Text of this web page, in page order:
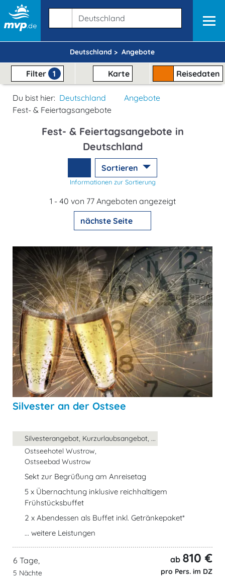
Deutschland > Angebote
Filter 1 Karte Reisedaten
Du bist hier: Deutschland
Angebote
Fest- & Feiertagsangebote
Fest- & Feiertagsangebote in
Deutschland
Sortieren
Informationen zur Sortierung
1 - 40 von 77 Angeboten angezeigt
nächste Seite
Silvester an der Ostsee
Silvesterangebot, Kurzurlaubsangebot, ...
Ostseehotel Wustrow,
Ostseebad Wustrow
Sekt zur Begrüßung am Anreisetag
5 x Übernachtung inklusive reichhaltigem
Frühstücksbuffet
2 x Abendessen als Buffet inkl. Getränkepaket*
... weitere Leistungen
6 Tage,
5 Nächte
ab 810 €
pro Pers. im DZ